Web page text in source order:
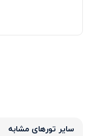
سایر تورهای مشابه